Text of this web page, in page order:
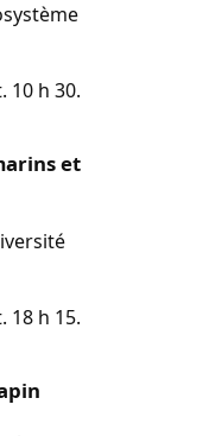
10 h 30.
et
18 h 15.